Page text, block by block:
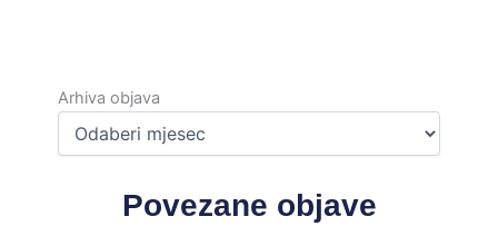
Arhiva objava
Povezane objave